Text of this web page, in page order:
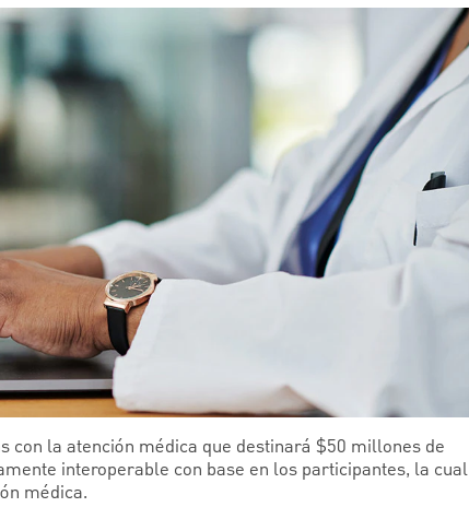
con la atención médica que destinará $50 millones de
interoperable con base en los participantes, la cual
médica.